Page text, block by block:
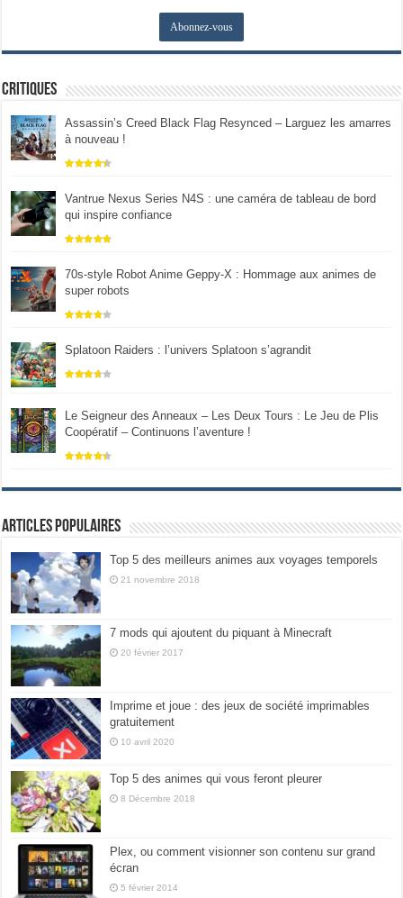
Critiques
Assassin’s Creed Black Flag Resynced – Larguez les amarres
à nouveau !
Vantrue Nexus Series N4S : une caméra de tableau de bord
qui inspire confiance
70s-style Robot Anime Geppy-X : Hommage aux animes de
super robots
Splatoon Raiders : l’univers Splatoon s’agrandit
Le Seigneur des Anneaux – Les Deux Tours : Le Jeu de Plis
Coopératif – Continuons l’aventure !
Articles populaires
Top 5 des meilleurs animes aux voyages temporels
21 novembre 2018
7 mods qui ajoutent du piquant à Minecraft
20 février 2017
Imprime et joue : des jeux de société imprimables
gratuitement
10 avril 2020
Top 5 des animes qui vous feront pleurer
8 Décembre 2018
Plex, ou comment visionner son contenu sur grand
écran
5 février 2014